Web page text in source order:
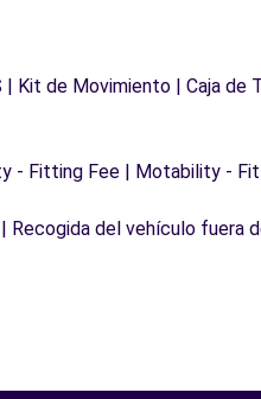
de Movimiento | Caja de
- Fitting Fee | Motability -
del vehículo fuera